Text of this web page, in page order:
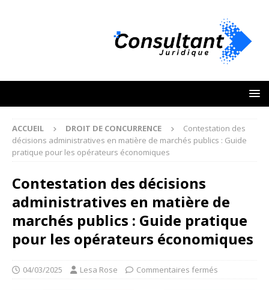
ACCUEIL DROIT DE CONCURRENCE
Contestation des
décisions administratives en matière de marchés publics : Guide
pratique pour les opérateurs économiques
Contestation des décisions
administratives en matière de
marchés publics : Guide pratique
pour les opérateurs économiques
04/03/2025 Lesa Rose Commentaires fermés